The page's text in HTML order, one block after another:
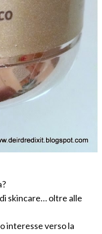
skincare… oltre alle
interesse verso la